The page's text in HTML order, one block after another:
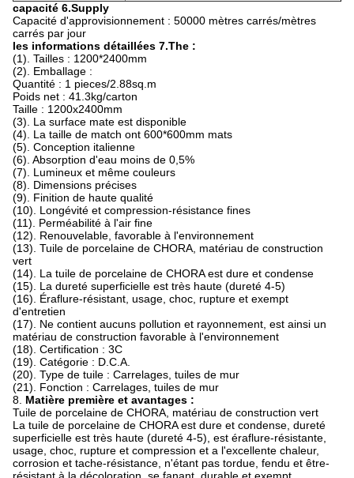
capacité 6.Supply
Capacité d'approvisionnement : 50000 mètres carrés/mètres
carrés par jour
les informations détaillées 7.The :
(1). Tailles : 1200*2400mm
(2). Emballage :
Quantité : 1 pieces/2.88sq.m
Poids net : 41.3kg/carton
Taille : 1200x2400mm
(3). La surface mate est disponible
(4). La taille de match ont 600*600mm mats
(5). Conception italienne
(6). Absorption d'eau moins de 0,5%
(7). Lumineux et même couleurs
(8). Dimensions précises
(9). Finition de haute qualité
(10). Longévité et compression-résistance fines
(11). Perméabilité à l'air fine
(12). Renouvelable, favorable à l'environnement
(13). Tuile de porcelaine de CHORA, matériau de construction
vert
(14). La tuile de porcelaine de CHORA est dure et condense
(15). La dureté superficielle est très haute (dureté 4-5)
(16). Éraflure-résistant, usage, choc, rupture et exempt
d'entretien
(17). Ne contient aucuns pollution et rayonnement, est ainsi un
matériau de construction favorable à l'environnement
(18). Certification : 3C
(19). Catégorie : D.C.A.
(20). Type de tuile : Carrelages, tuiles de mur
(21). Fonction : Carrelages, tuiles de mur
8. Matière première et avantages :
Tuile de porcelaine de CHORA, matériau de construction vert
La tuile de porcelaine de CHORA est dure et condense, dureté
superficielle est très haute (dureté 4-5), est éraflure-résistante,
usage, choc, rupture et compression et a l'excellente chaleur,
corrosion et tache-résistance, n'étant pas tordue, fendu et être-